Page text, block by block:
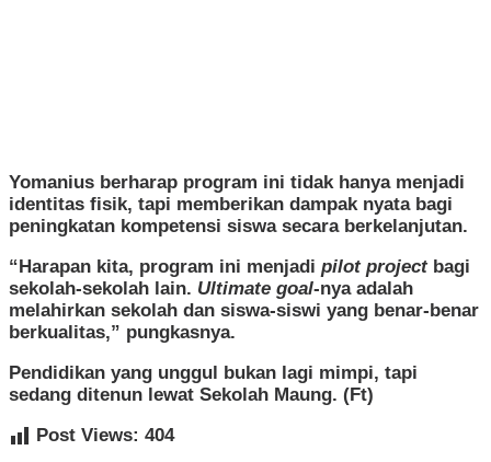
​Yomanius berharap program ini tidak hanya menjadi
identitas fisik, tapi memberikan dampak nyata bagi
peningkatan kompetensi siswa secara berkelanjutan.
​“Harapan kita, program ini menjadi pilot projectbagi
sekolah-sekolah lain. Ultimate goal-nya adalah
melahirkan sekolah dan siswa-siswi yang benar-benar
berkualitas,” pungkasnya.
​Pendidikan yang unggul bukan lagi mimpi, tapi
sedang ditenun lewat Sekolah Maung. (Ft)
Post Views: 404